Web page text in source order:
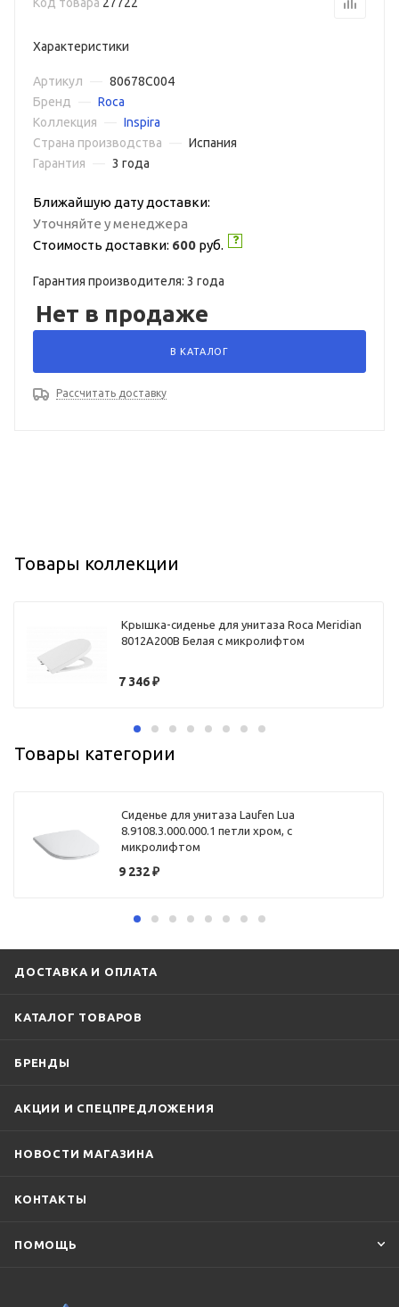
Характеристики
Артикул
80678C004
Бренд
Roca
Коллекция
Inspira
Страна производства
Испания
Гарантия
3 года
Ближайшую дату доставки:
Уточняйте у менеджера
Стоимость доставки: 600 руб.
Гарантия производителя: 3 года
Нет в продаже
В КАТАЛОГ
Рассчитать доставку
Товары коллекции
Крышка-сиденье для унитаза Roca Meridian
8012A200B Белая с микролифтом
7 346₽
Товары категории
Сиденье для унитаза Laufen Lua
8.9108.3.000.000.1 петли хром, с
микролифтом
9 232₽
ДОСТАВКА И ОПЛАТА
КАТАЛОГ ТОВАРОВ
БРЕНДЫ
АКЦИИ И СПЕЦПРЕДЛОЖЕНИЯ
НОВОСТИ МАГАЗИНА
КОНТАКТЫ
ПОМОЩЬ